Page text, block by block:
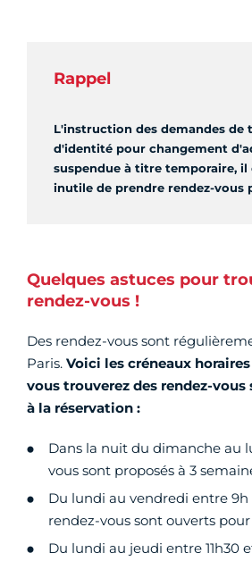
Rappel
L'instruction des demandes de
d'identité pour changement
suspendue à titre temporaire, il
inutile de prendre rendez-vous
Quelques astuces pour
rendez-vous !
Des rendez-vous sont
Paris. Voici les créneaux
vous trouverez des rendez-vous
à la réservation :
Dans la nuit du dimanche au
vous sont proposés à 3
Du lundi au vendredi entre 9h
rendez-vous sont ouverts
Du lundi au jeudi entre 11h30